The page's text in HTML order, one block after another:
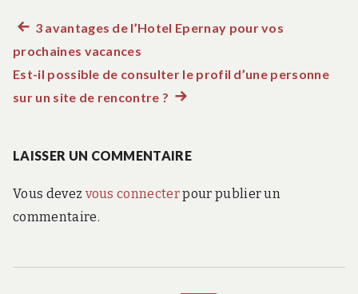
Navigation
de
Article
précédent :
3 avantages de l’Hotel Epernay pour vos
prochaines vacances
Est-il possible de consulter le profil d’une personne
sur un site de rencontre ? Article
LAISSER UN COMMENTAIRE
Vous devez vous connecterpour publier un
commentaire.